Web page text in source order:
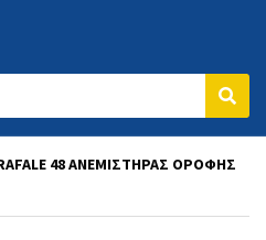
RAFALE 48 ΑΝΕΜΙΣΤΗΡΑΣ ΟΡΟΦΗΣ